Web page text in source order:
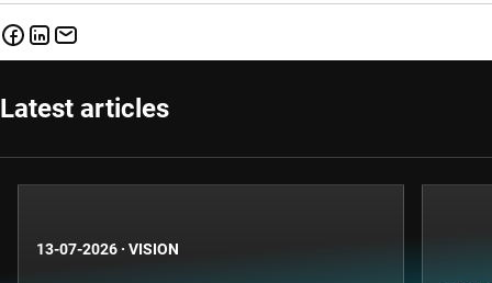
Latest articles
13-07-2026 · VISION